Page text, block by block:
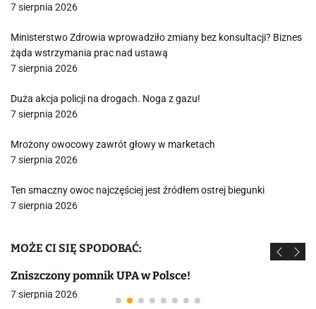
7 sierpnia 2026
Ministerstwo Zdrowia wprowadziło zmiany bez konsultacji? Biznes
żąda wstrzymania prac nad ustawą
7 sierpnia 2026
Duża akcja policji na drogach. Noga z gazu!
7 sierpnia 2026
Mrożony owocowy zawrót głowy w marketach
7 sierpnia 2026
Ten smaczny owoc najczęściej jest źródłem ostrej biegunki
7 sierpnia 2026
MOŻE CI SIĘ SPODOBAĆ:
Zniszczony pomnik UPA w Polsce!
7 sierpnia 2026